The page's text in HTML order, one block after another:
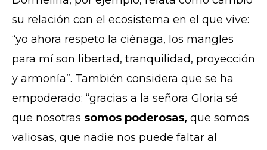
su relación con el ecosistema en el que vive:
“yo ahora respeto la ciénaga, los mangles
para mí son libertad, tranquilidad, proyección
y armonía”. También considera que se ha
empoderado: “gracias a la señora Gloria sé
que nosotras somos poderosas, que somos
valiosas, que nadie nos puede faltar al